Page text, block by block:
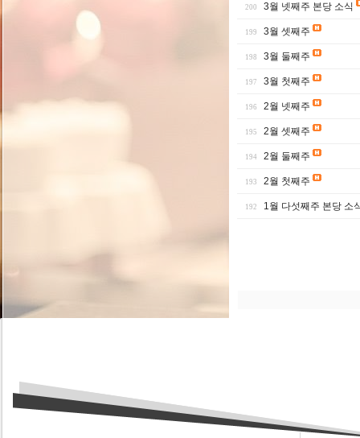
200 3월 넷째주 본당 소식
199 3월 셋째주
198 3월 둘째주
197 3월 첫째주
196 2월 넷째주
195 2월 셋째주
194 2월 둘째주
193 2월 첫째주
192 1월 다섯째주 본당 소